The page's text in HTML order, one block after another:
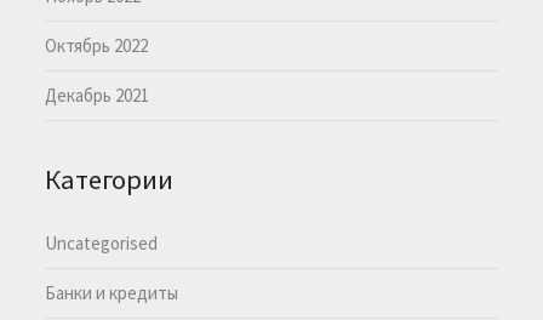
Октябрь 2022
Декабрь 2021
Категории
Uncategorised
Банки и кредиты